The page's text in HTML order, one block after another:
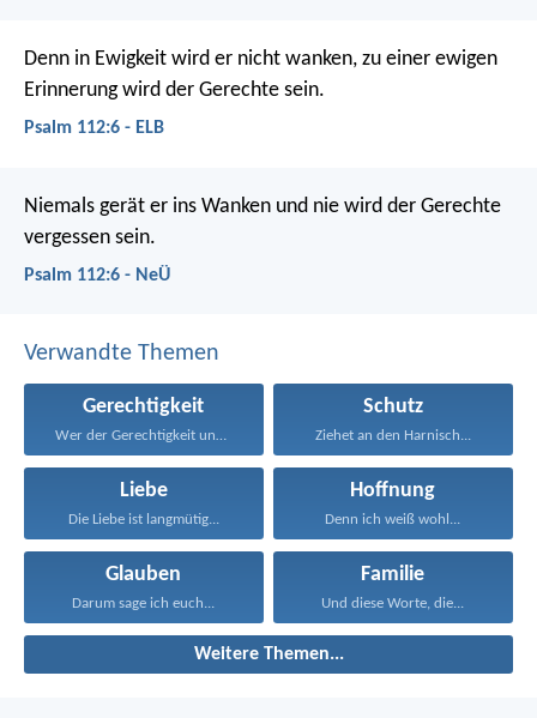
Denn in Ewigkeit wird er nicht wanken, zu einer ewigen
Erinnerung wird der Gerechte sein.
Psalm 112:6 - ELB
Niemals gerät er ins Wanken und nie wird der Gerechte
vergessen sein.
Psalm 112:6 - NeÜ
Verwandte Themen
Gerechtigkeit
Wer der Gerechtigkeit und...
Schutz
Ziehet an den Harnisch...
Liebe
Die Liebe ist langmütig...
Hoffnung
Denn ich weiß wohl...
Glauben
Darum sage ich euch...
Familie
Und diese Worte, die...
Weitere Themen...